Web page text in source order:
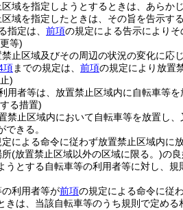
域を指定しようとするときは、あらか
域を指定したときは、その旨を告示する
指定は、 前項の規定による告示によりそ
等)
止区域及びその周辺の状況の変化に応
項までの規定は、 前項の規定により放置
)
用者等は、放置禁止区域内に自転車等を
る措置)
禁止区域内において自転車等を放置し
できる。
による命令に従わず放置禁止区域内に
所(放置禁止区域以外の区域に限る。)の
うとする自転車等の利用者等に対し、
利用者等が前項の規定による命令に従
きは、当該自転車等のうち規則で定め